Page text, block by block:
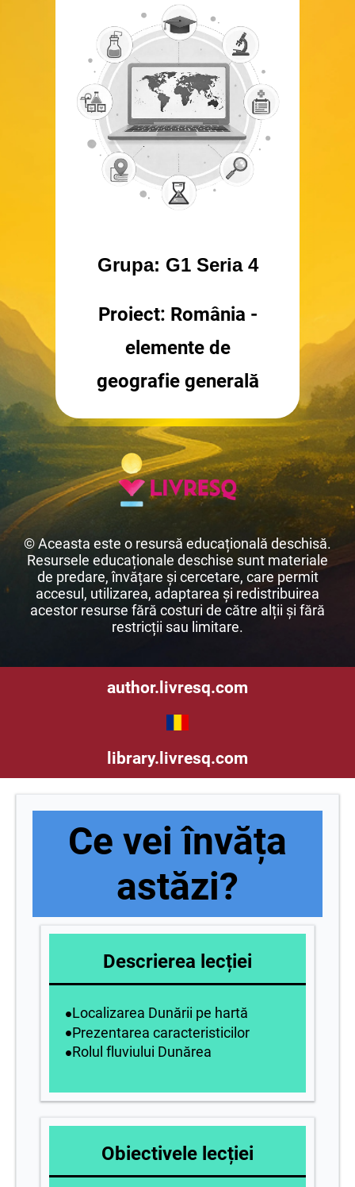
Grupa: G1 Seria 4
Proiect: România -
elemente de
geografie generală
© Aceasta este o resursă educațională deschisă.
Resursele educaționale deschise sunt materiale
de predare, învățare și cercetare, care permit
accesul, utilizarea, adaptarea și redistribuirea
acestor resurse fără costuri de către alții și fără
restricții sau limitare.
author.livresq.com
library.livresq.com
Ce vei învăța
astăzi?
Descrierea lecției
∙∙∙Localizarea Dunării pe hartă
∙∙∙Prezentarea caracteristicilor
∙∙∙Rolul fluviului Dunărea
Obiectivele lecției